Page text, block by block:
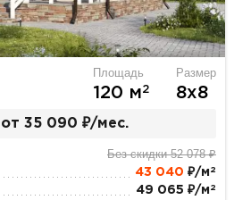
Площадь
120 м2
Размер
8х8
от 35 090 ₽/мес.
Без скидки 52 078 ₽
43 040 ₽/м 2
49 065 ₽/м 2